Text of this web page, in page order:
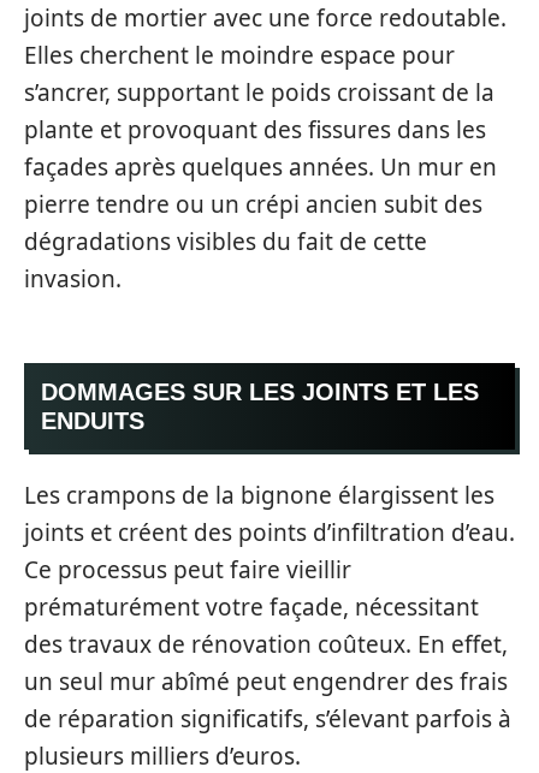
joints de mortier avec une force redoutable.
Elles cherchent le moindre espace pour
s’ancrer, supportant le poids croissant de la
plante et provoquant des fissures dans les
façades après quelques années. Un mur en
pierre tendre ou un crépi ancien subit des
dégradations visibles du fait de cette
invasion.
DOMMAGES SUR LES JOINTS ET LES
ENDUITS
Les crampons de la bignone élargissent les
joints et créent des points d’infiltration d’eau.
Ce processus peut faire vieillir
prématurément votre façade, nécessitant
des travaux de rénovation coûteux. En effet,
un seul mur abîmé peut engendrer des frais
de réparation significatifs, s’élevant parfois à
plusieurs milliers d’euros.